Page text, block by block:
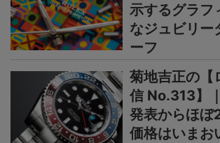
示するグラフ
なジュビリー
ーフ
菊地吉正の【
信 No.313】
発表からほぼ
価格はいまお